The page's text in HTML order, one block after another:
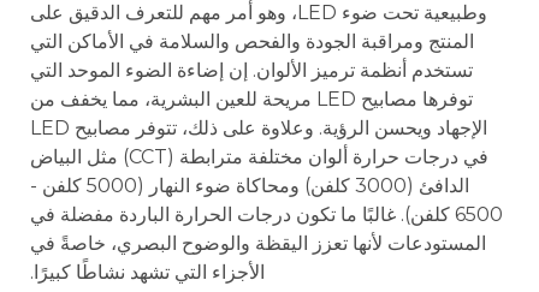
وطبيعية تحت ضوء LED، وهو أمر مهم للتعرف الدقيق على
المنتج ومراقبة الجودة والفحص والسلامة في الأماكن التي
تستخدم أنظمة ترميز الألوان. إن إضاءة الضوء الموحد التي
توفرها مصابيح LED مريحة للعين البشرية، مما يخفف من
الإجهاد ويحسن الرؤية. وعلاوة على ذلك، تتوفر مصابيح LED
في درجات حرارة ألوان مختلفة مترابطة (CCT) مثل البياض
الدافئ (3000 كلفن) ومحاكاة ضوء النهار (5000 كلفن -
6500 كلفن). غالبًا ما تكون درجات الحرارة الباردة مفضلة في
المستودعات لأنها تعزز اليقظة والوضوح البصري، خاصةً في
الأجزاء التي تشهد نشاطًا كبيرًا.